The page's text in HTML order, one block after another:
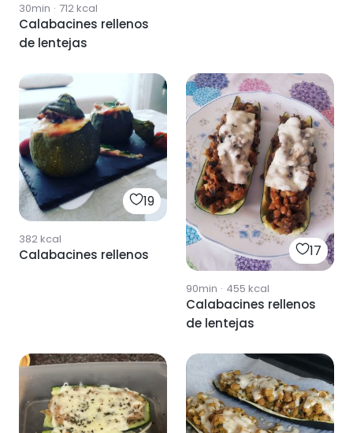
30min · 712kcal
Calabacines rellenos
de lentejas
19
382kcal
Calabacines rellenos 17
90min · 455 kcal
Calabacines rellenos
de lentejas